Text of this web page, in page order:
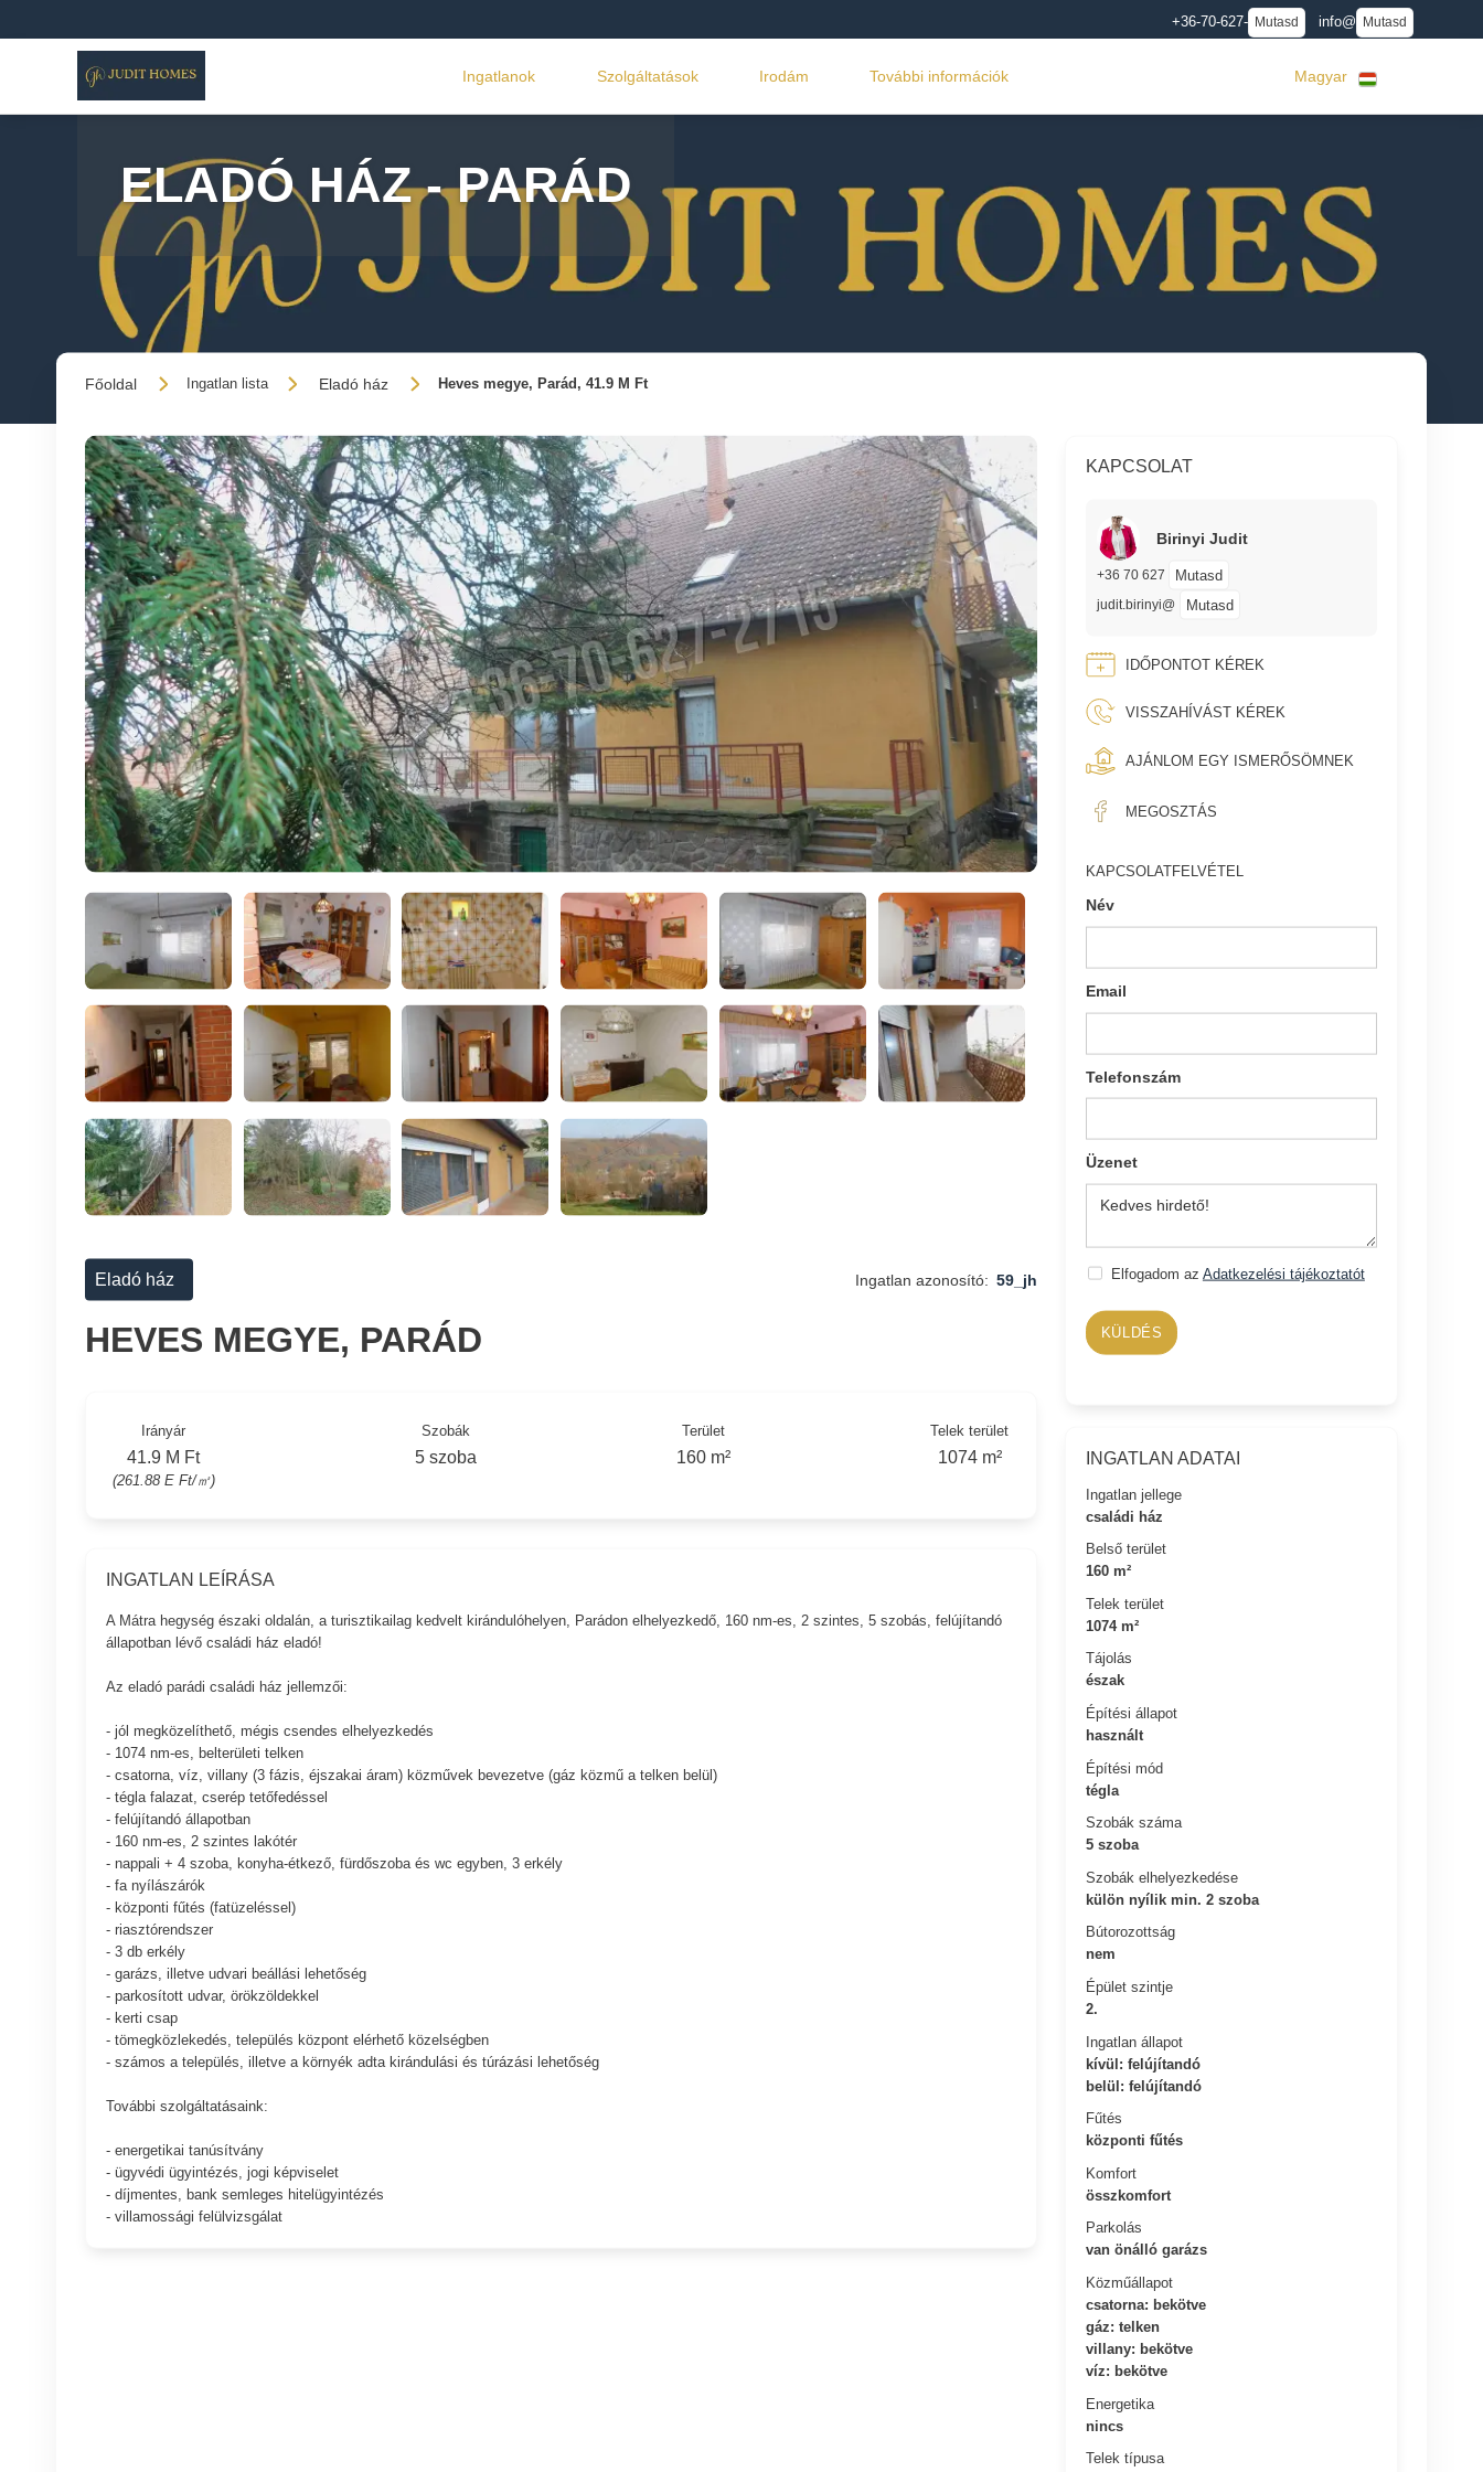
+36-70-627- Mutasd info@ Mutasd
Ingatlanok Szolgáltatások Irodám További információk Magyar
ELADÓ HÁZ - PARÁD
Főoldal Ingatlan lista Eladó ház Heves megye, Parád, 41.9 M Ft
KAPCSOLAT
Birinyi Judit
+36 70 627 Mutasd
judit.birinyi@ Mutasd
IDŐPONTOT KÉREK
VISSZAHÍVÁST KÉREK
AJÁNLOM EGY ISMERŐSÖMNEK
MEGOSZTÁS
KAPCSOLATFELVÉTEL
Név
Email
Telefonszám
Üzenet
Elfogadom az Adatkezelési tájékoztatót
KÜLDÉS
INGATLAN ADATAI
Ingatlan jellege
családi ház
Belső terület
160 m²
Telek terület
1074 m²
Tájolás
észak
Építési állapot
használt
Építési mód
tégla
Szobák száma
5 szoba
Szobák elhelyezkedése
külön nyílik min. 2 szoba
Bútorozottság
nem
Épület szintje
2.
Ingatlan állapot
kívül: felújítandó
belül: felújítandó
Fűtés
központi fűtés
Komfort
összkomfort
Parkolás
van önálló garázs
Közműállapot
csatorna: bekötve
gáz: telken
villany: bekötve
víz: bekötve
Energetika
nincs
Telek típusa
Eladó ház Ingatlan azonosító: 59_jh
HEVES MEGYE, PARÁD
Irányár
41.9 M Ft
(261.88 E Ft/㎡)
Szobák
5 szoba
Terület
160 m²
Telek terület
1074 m²
INGATLAN LEÍRÁSA
A Mátra hegység északi oldalán, a turisztikailag kedvelt kirándulóhelyen, Parádon elhelyezkedő, 160 nm-es, 2 szintes, 5 szobás, felújítandó
állapotban lévő családi ház eladó!
Az eladó parádi családi ház jellemzői:
- jól megközelíthető, mégis csendes elhelyezkedés
- 1074 nm-es, belterületi telken
- csatorna, víz, villany (3 fázis, éjszakai áram) közművek bevezetve (gáz közmű a telken belül)
- tégla falazat, cserép tetőfedéssel
- felújítandó állapotban
- 160 nm-es, 2 szintes lakótér
- nappali + 4 szoba, konyha-étkező, fürdőszoba és wc egyben, 3 erkély
- fa nyílászárók
- központi fűtés (fatüzeléssel)
- riasztórendszer
- 3 db erkély
- garázs, illetve udvari beállási lehetőség
- parkosított udvar, örökzöldekkel
- kerti csap
- tömegközlekedés, település központ elérhető közelségben
- számos a település, illetve a környék adta kirándulási és túrázási lehetőség
További szolgáltatásaink:
- energetikai tanúsítvány
- ügyvédi ügyintézés, jogi képviselet
- díjmentes, bank semleges hitelügyintézés
- villamossági felülvizsgálat